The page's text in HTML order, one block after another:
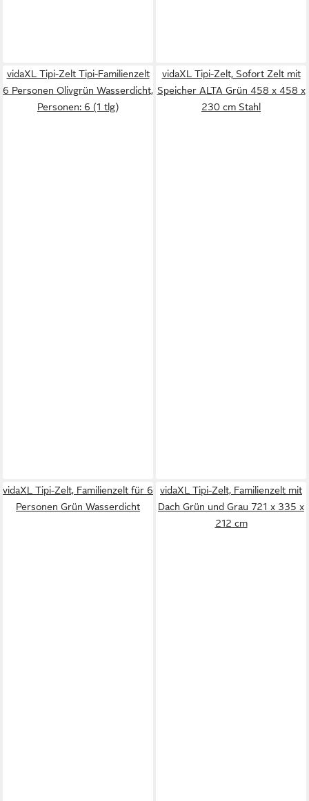
vidaXL Tipi-Zelt Tipi-Familienzelt
6 Personen Olivgrün Wasserdicht,
Personen: 6 (1 tlg)
vidaXL Tipi-Zelt, Sofort Zelt mit
Speicher ALTA Grün 458 x 458 x
230 cm Stahl
vidaXL Tipi-Zelt, Familienzelt für 6
Personen Grün Wasserdicht
vidaXL Tipi-Zelt, Familienzelt mit
Dach Grün und Grau 721 x 335 x
212 cm